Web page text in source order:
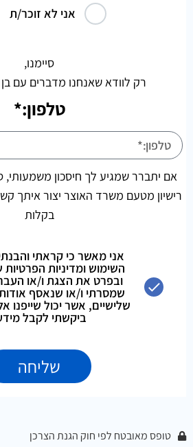
אני לא זוכר/ת
סיימנו,
רק לוודא שאנחנו מדברים עם
טלפון:*
אם יתברר שמגיע לך חיסכון משמעותי,
רישיון מטעם משרד האוצר יצור איתך
בקלות
אני מאשר כי קראתי
השימוש ומדיניות
ובפרט את הצגת ו/או
שמסרתי ו/או שנאסף
שלישיים, אשר יכול שייפנו
ביקשתי לקבל
שליחה
טופס מאובטח לפי חוק הגנת הצרכן